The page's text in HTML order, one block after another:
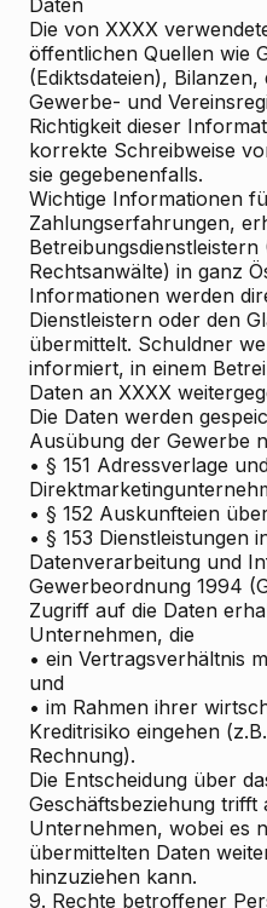
Daten
Die von XXXX
öffentlichen Quellen wie
(Ediktsdateien),
Gewerbe- und
Richtigkeit dieser
korrekte Schreibweise
sie gegebenenfalls.
Wichtige Informationen
Zahlungserfahrungen,
Rechtsanwälte) in ganz
Informationen werden
Dienstleistern oder den
übermittelt. Schuldner
informiert, in einem
Daten an XXXX
Die Daten werden
Ausübung der Gewerbe
• § 151 Adressverlage
• § 152 Auskunfteien
• § 153 Dienstleistungen
Datenverarbeitung und
Gewerbeordnung 1994
Zugriff auf die Daten
Unternehmen, die
• ein Vertragsverhältnis
und
• im Rahmen ihrer
Kreditrisiko eingehen
Rechnung).
Die Entscheidung über
Geschäftsbeziehung trifft
Unternehmen, wobei es
übermittelten Daten
hinzuziehen kann.
9. Rechte betroffener